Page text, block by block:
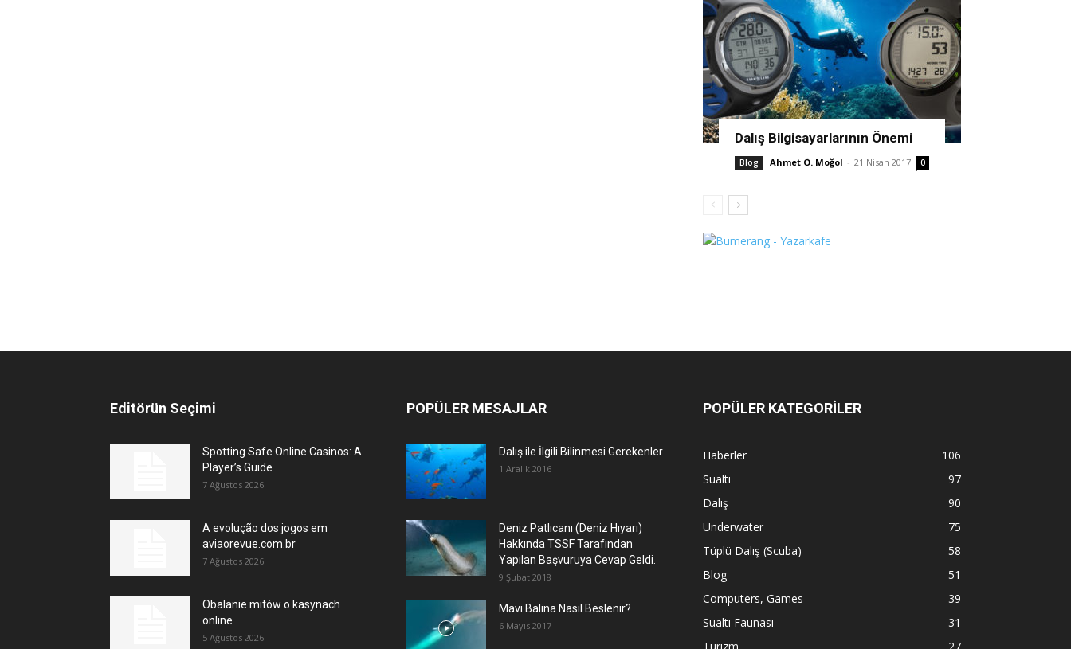
Dalış Bilgisayarlarının Önemi
Blog Ahmet Ö. Moğol - 21 Nisan 2017 0
Editörün Seçimi
Spotting Safe Online Casinos: A
Player’s Guide
7 Ağustos 2026
A evolução dos jogos em
aviaorevue.com.br
7 Ağustos 2026
Obalanie mitów o kasynach
online
5 Ağustos 2026
POPÜLER MESAJLAR
Dalış ile İlgili Bilinmesi Gerekenler
1 Aralık 2016
Deniz Patlıcanı (Deniz Hıyarı)
Hakkında TSSF Tarafından
Yapılan Başvuruya Cevap Geldi.
9 Şubat 2018
Mavi Balina Nasıl Beslenir?
6 Mayıs 2017
POPÜLER KATEGORİLER
Haberler
106
Sualtı
97
Dalış
90
Underwater
75
Tüplü Dalış (Scuba)
58
Blog
51
Computers, Games
39
Sualtı Faunası
31